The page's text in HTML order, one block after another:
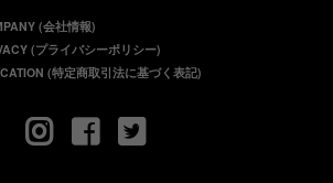
(会社情報)
(プライバシーポリシー)
(特定商取引法に基づく表記)